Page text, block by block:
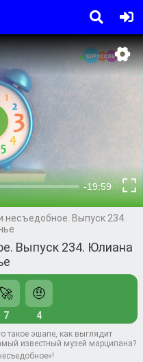
несъедобное. Выпуск 234.
Выпуск 234. Юлиана
🚀
7
🤨
4
такое эшапе, как выглядит
известный музей марципана?